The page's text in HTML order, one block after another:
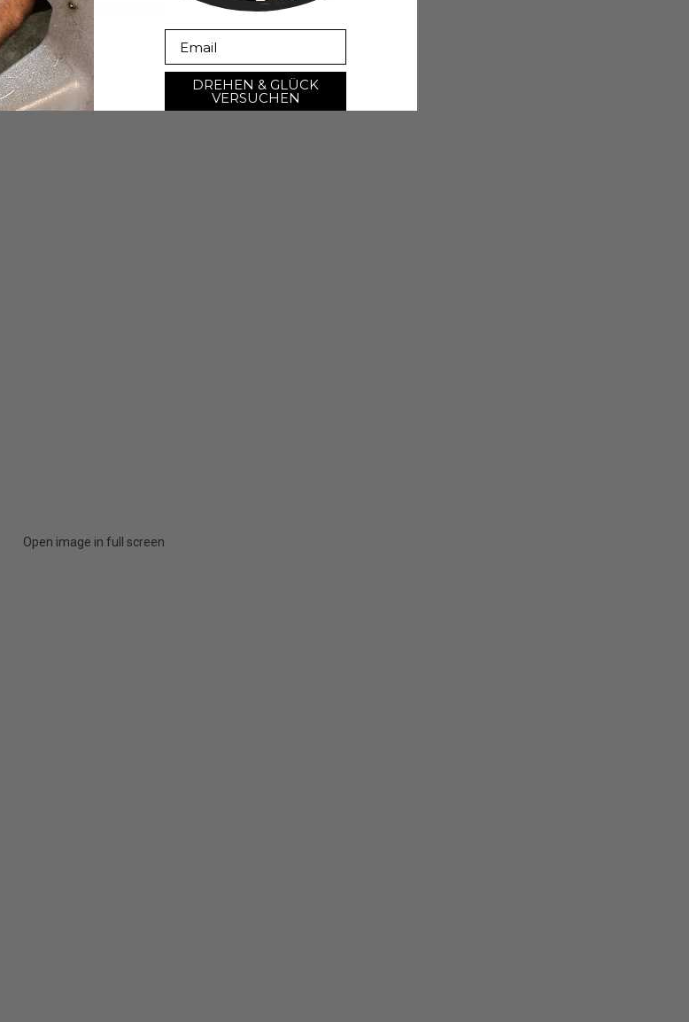
Open image in full screen
Open image in full screen
DREHEN & GLÜCK
VERSUCHEN